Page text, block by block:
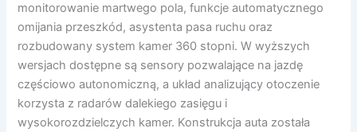
monitorowanie martwego pola, funkcje automatycznego
omijania przeszkód, asystenta pasa ruchu oraz
rozbudowany system kamer 360 stopni. W wyższych
wersjach dostępne są sensory pozwalające na jazdę
częściowo autonomiczną, a układ analizujący otoczenie
korzysta z radarów dalekiego zasięgu i
wysokorozdzielczych kamer. Konstrukcja auta została